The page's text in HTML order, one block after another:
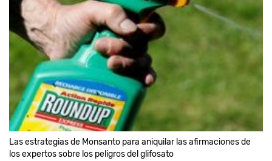
Las estrategias de Monsanto para aniquilar las afirmaciones de
los expertos sobre los peligros del glifosato